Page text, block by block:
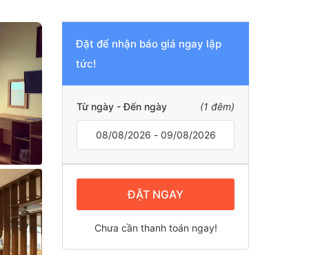
Đặt để nhận báo giá ngay lập
tức!
Từ ngày - Đến ngày (1 đêm)
ĐẶT NGAY
Chưa cần thanh toán ngay!